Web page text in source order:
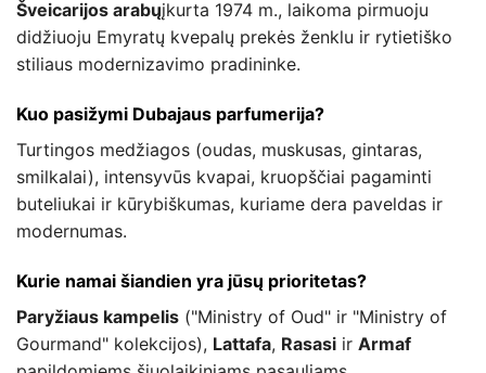
Šveicarijos arabųįkurta 1974 m., laikoma pirmuoju
didžiuoju Emyratų kvepalų prekės ženklu ir rytietiško
stiliaus modernizavimo pradininke.
Kuo pasižymi Dubajaus parfumerija?
Turtingos medžiagos (oudas, muskusas, gintaras,
smilkalai), intensyvūs kvapai, kruopščiai pagaminti
buteliukai ir kūrybiškumas, kuriame dera paveldas ir
modernumas.
Kurie namai šiandien yra jūsų prioritetas?
Paryžiaus kampelis ("Ministry of Oud" ir "Ministry of
Gourmand" kolekcijos), Lattafa, Rasasi ir Armaf